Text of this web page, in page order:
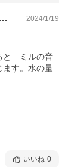
同じメーカーの製品と比べ… 2024/1/19
と　ミルの音
ます。水の量
いいね 0